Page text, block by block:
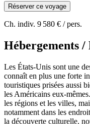
Réserver ce voyage
Ch. indiv. 9 580 € / pers.
Hébergements /
Les États-Unis sont une
connaît en plus une forte
touristiques prisées aussi
les Américains eux-
les régions et les villes,
notamment dans les
la découverte culturelle,